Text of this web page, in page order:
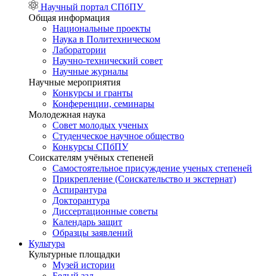
Научный портал СПбПУ
Общая информация
Национальные проекты
Наука в Политехническом
Лаборатории
Научно-технический совет
Научные журналы
Научные мероприятия
Конкурсы и гранты
Конференции, семинары
Молодежная наука
Совет молодых ученых
Студенческое научное общество
Конкурсы СПбПУ
Соискателям учёных степеней
Самостоятельное присуждение ученых степеней
Прикрепление (Соискательство и экстернат)
Аспирантура
Докторантура
Диссертационные советы
Календарь защит
Образцы заявлений
Культура
Культурные площадки
Музей истории